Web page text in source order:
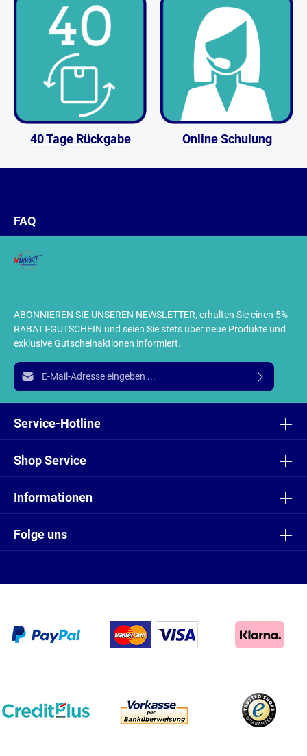
40 Tage Rückgabe Online Schulung
ABONNIEREN SIE UNSEREN NEWSLETTER, erhalten Sie einen 5%
RABATT-GUTSCHEIN und seien Sie stets über neue Produkte und
exklusive Gutscheinaktionen informiert.
E-Mail-Adresse*
Ich habe dieDatenschutzbestimmungenzur Kenntnis
einverstanden.
Folge uns
Service-Hotline
Shop Service
Informationen
FAQ